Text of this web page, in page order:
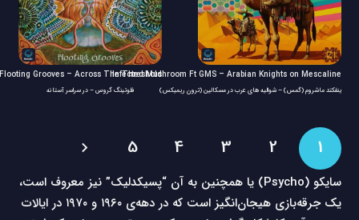
Infected Mushroom Ft GMS – Arabian Knights on Mescaline
ینفکتد ماشروم (گمس) – شوالیه های عرب در مسکالین (ترون ریمیکس)
Grooves – Across The Threshold
فلوتینگ گروس – در سراسر آستانه
1
2
3
4
5
سایکو (Psycho) یا همچنین به آن “پسیکدلیک” نیز معروف است،
یک جرقه‌بازی هیجان‌انگیز است که در دهه‌ی ۱۹۶۰ و ۱۹۷۰ در ایالات